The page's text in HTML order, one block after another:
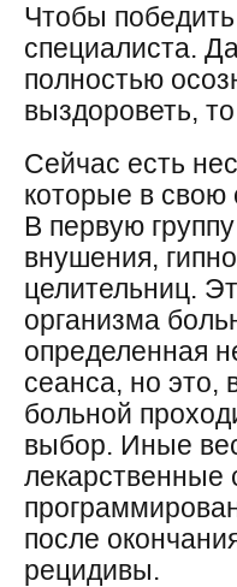
Чтобы
специалиста.
полностью
выздороветь,
Сейчас есть
которые в свою
В первую
внушения,
целительниц.
организма
определенная
сеанса, но это,
больной
выбор. Иные
лекарственные
после
рецидивы.